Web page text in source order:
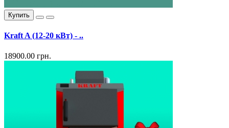
Купить
Kraft A (12-20 кВт) - ..
18900.00 грн.